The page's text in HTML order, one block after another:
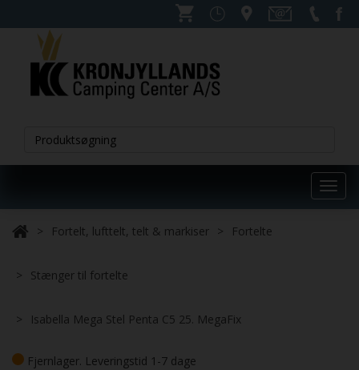
Fortelt, lufttelt, telt & markiser Fortelte
Stænger til fortelte
Isabella Mega Stel Penta C5 25. MegaFix
Fjernlager. Leveringstid 1-7 dage